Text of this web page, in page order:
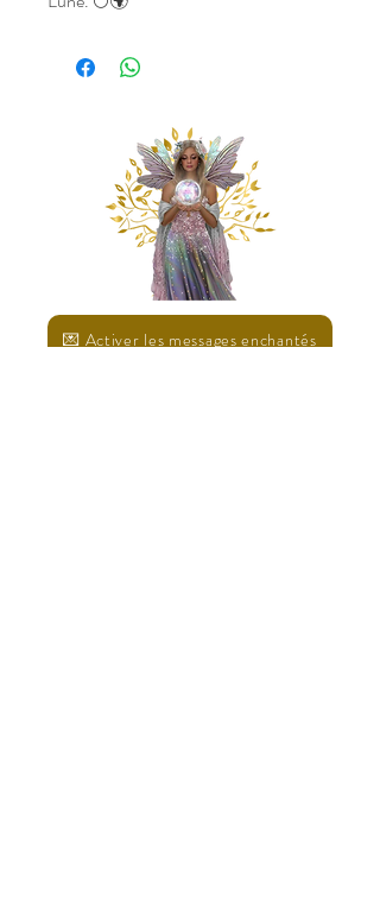
💌 Activer les messages enchantés